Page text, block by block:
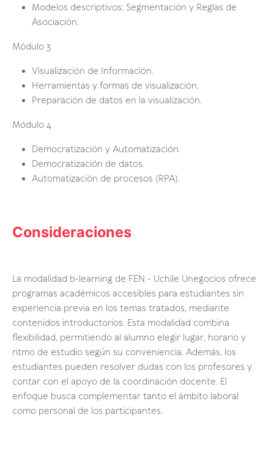
Modelos descriptivos: Segmentación y Reglas de
Asociación.
Módulo 3
Visualización de Información.
Herramientas y formas de visualización.
Preparación de datos en la visualización.
Módulo 4
Democratización y Automatización.
Democratización de datos.
Automatización de procesos (RPA).
Consideraciones
La modalidad b-learning de FEN - Uchile Unegocios ofrece
programas académicos accesibles para estudiantes sin
experiencia previa en los temas tratados, mediante
contenidos introductorios. Esta modalidad combina
flexibilidad, permitiendo al alumno elegir lugar, horario y
ritmo de estudio según su conveniencia. Además, los
estudiantes pueden resolver dudas con los profesores y
contar con el apoyo de la coordinación docente. El
enfoque busca complementar tanto el ámbito laboral
como personal de los participantes.